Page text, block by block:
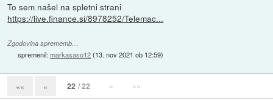
To sem našel na spletni strani
https://live.finance.si/8978252/Telemac...
Zgodovina sprememb…
spremenil:markasaso12(13. nov 2021 ob 12:59)
«« « 22 / 22 » »»